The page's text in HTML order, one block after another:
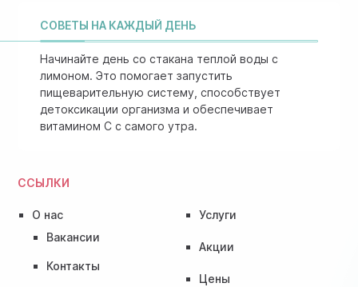
ССЫЛКИ
О нас
Вакансии
Контакты
Услуги
Акции
Цены
СОВЕТЫ НА КАЖДЫЙ ДЕНЬ
Начинайте день со стакана теплой воды с
лимоном. Это помогает запустить
пищеварительную систему, способствует
детоксикации организма и обеспечивает
витамином C с самого утра.